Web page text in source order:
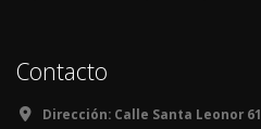
Contacto
Dirección: Calle Santa Leonor 61